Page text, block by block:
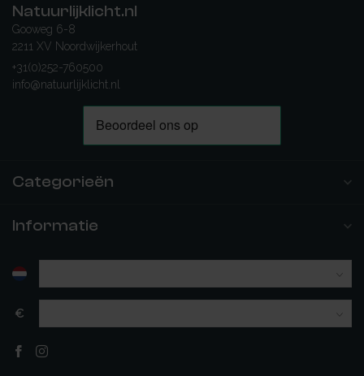
Natuurlijklicht.nl
Gooweg 6-8
2211 XV Noordwijkerhout
+31(0)252-760500
info@natuurlijklicht.nl
Categorieën
Informatie
€